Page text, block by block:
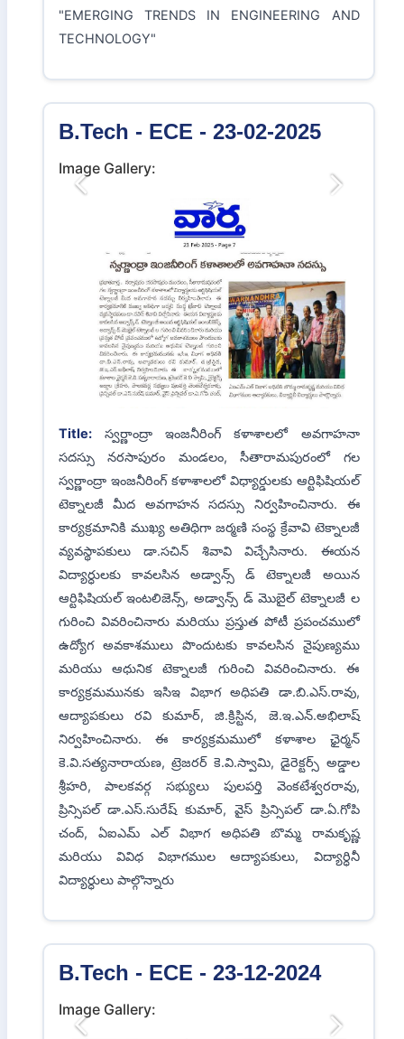
B.Tech - ECE - 24-02-2025
Image Gallery:
Previous Next
Poster Presentation Competition on
"EMERGING TRENDS IN ENGINEERING AND
TECHNOLOGY"
B.Tech - ECE - 23-02-2025
Image Gallery:
Previous Next
Title:స్వర్ణాంద్రా ఇంజనీరింగ్ కళాశాలలో అవగాహనా
కార్యక్రమానికి ముఖ్య అతిధిగా జర్మణి సంస్థ క్రేవావి టెక్నాలజీ
వ్యవస్థాపకులు డా.సచిన్ శివావి విచ్చేసినారు. ఈయన
విద్యార్ధులకు కావలసిన అడ్వాన్స్ డ్ టెక్నాలజీ అయిన